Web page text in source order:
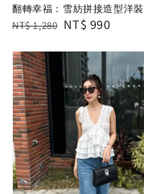
翻轉幸福：雪紡拼接造型洋裝
Regular
NT$ 1,280 Sale
NT$ 990